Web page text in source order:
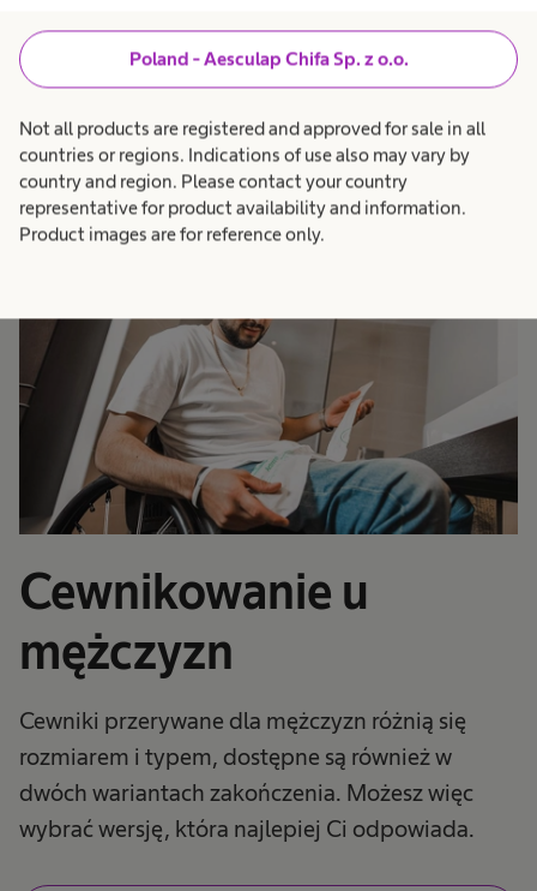
Poland - Aesculap Chifa Sp. z o.o.
Not all products are registered and approved for sale in all
countries or regions. Indications of use also may vary by
country and region. Please contact your country
representative for product availability and information.
Product images are for reference only.
cewników przerywanych.
Dowiedz się więcej
Cewnikowanie u
mężczyzn
Cewniki przerywane dla mężczyzn różnią się
rozmiarem i typem, dostępne są również w
dwóch wariantach zakończenia. Możesz więc
wybrać wersję, która najlepiej Ci odpowiada.